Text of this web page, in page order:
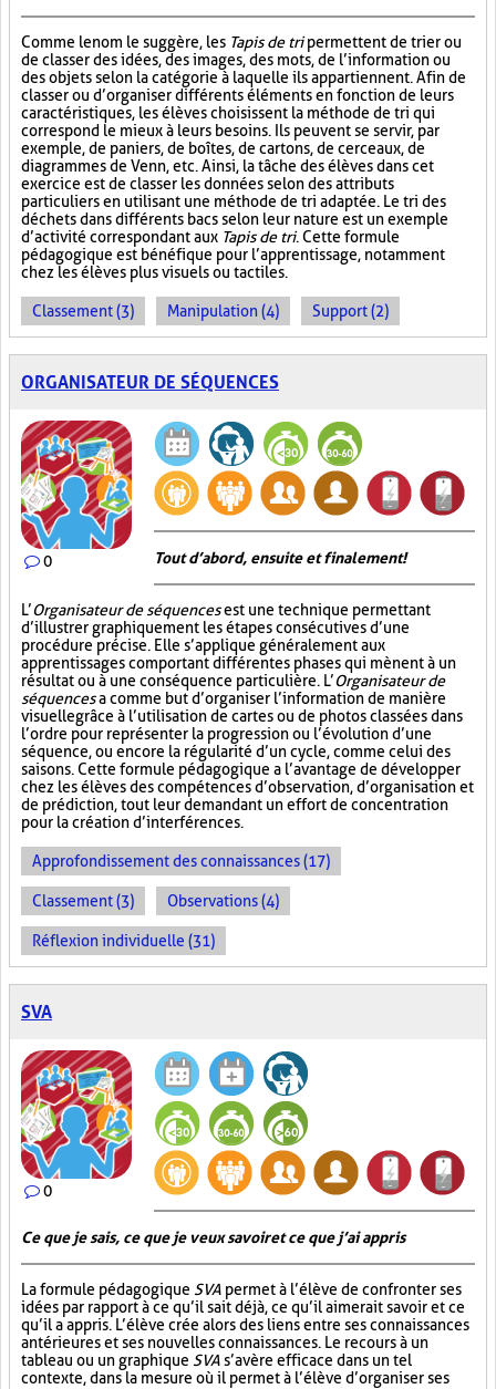
Comme le nom le suggère, les Tapis de tripermettent de trier ou
de classer des idées, des images, des mots, de l’information ou
des objets selon la catégorie à laquelle ils appartiennent. Afin de
classer ou d’organiser différents éléments en fonction de leurs
caractéristiques, les élèves choisissent la méthode de tri qui
correspond le mieux à leurs besoins. Ils peuvent se servir, par
exemple, de paniers, de boîtes, de cartons, de cerceaux, de
diagrammes de Venn, etc. Ainsi, la tâche des élèves dans cet
exercice est de classer les données selon des attributs
particuliers en utilisant une méthode de tri adaptée. Le tri des
déchets dans différents bacs selon leur nature est un exemple
d’activité correspondant aux Tapis de tri. Cette formule
pédagogique est bénéfique pour l’apprentissage, notamment
chez les élèves plus visuels ou tactiles.
Classement (3) Manipulation (4) Support (2)
ORGANISATEUR DE SÉQUENCES
0 Tout d’abord, ensuite et finalement!
L’Organisateur de séquencesest une technique permettant
d’illustrer graphiquement les étapes consécutives d’une
procédure précise. Elle s’applique généralement aux
apprentissages comportant différentes phases qui mènent à un
résultat ou à une conséquence particulière. L’Organisateur de
séquencesa comme but d’organiser l’information de manière
visuellegrâce à l’utilisation de cartes ou de photos classées dans
l’ordre pour représenter la progression ou l’évolution d’une
séquence, ou encore la régularité d’un cycle, comme celui des
saisons. Cette formule pédagogique a l’avantage de développer
chez les élèves des compétences d’observation, d’organisation et
de prédiction, tout leur demandant un effort de concentration
pour la création d’interférences.
Approfondissement des connaissances (17)
Classement (3) Observations (4)
Réflexion individuelle (31)
SVA
0
Ce que je sais, ce que je veux savoir et ce que j’ai appris
La formule pédagogique SVA permet à l’élève de confronter ses
idées par rapport à ce qu’il sait déjà, ce qu’il aimerait savoir et ce
qu’il a appris. L’élève crée alors des liens entre ses connaissances
antérieures et ses nouvelles connaissances. Le recours à un
tableau ou un graphique SVA s’avère efficace dans un tel
contexte, dans la mesure où il permet à l’élève d’organiser ses